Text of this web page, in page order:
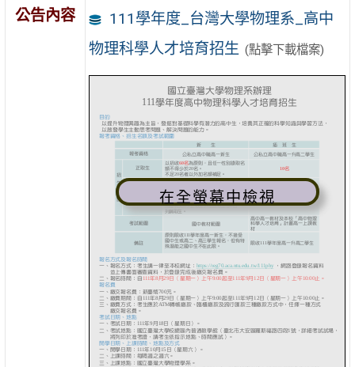
公告內容
111學年度_台灣大學物理系_高中
物理科學人才培育招生 (點擊下載檔案)
在全螢幕中檢視